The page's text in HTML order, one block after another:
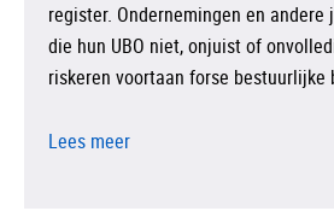
register. Ondernemingen en
die hun UBO niet, onjuist of
riskeren voortaan forse bestuurlijke
Lees meer